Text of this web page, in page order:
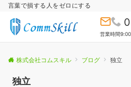
言葉で損する人をゼロにする
営業時間
株式会社コムスキル ブログ 独立
独立